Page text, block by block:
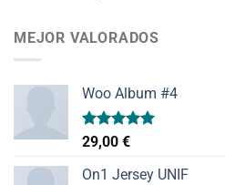
MEJOR VALORADOS
Woo Album #4
Valorado
con
de 5
29,00 €
On1 Jersey UNIF